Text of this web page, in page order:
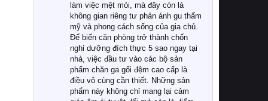
làm việc mệt mỏi, mà đây còn là
không gian riêng tư phản ánh gu thẩm
mỹ và phong cách sống của gia chủ.
Để biến căn phòng trở thành chốn
nghỉ dưỡng đích thực 5 sao ngay tại
nhà, việc đầu tư vào các bộ sản
phẩm chăn ga gối đệm cao cấp là
điều vô cùng cần thiết. Những sản
phẩm này không chỉ mang lại cảm